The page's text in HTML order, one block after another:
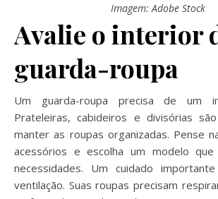
Imagem: Adobe Stock
Avalie o interior
guarda-roupa
Um guarda-roupa precisa de um
Prateleiras, cabideiros e divisórias
manter as roupas organizadas. Pense
acessórios e escolha um modelo
necessidades. Um cuidado
ventilação. Suas roupas precisam